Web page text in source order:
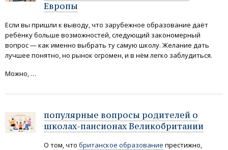
Европы
Если вы пришли к выводу, что зарубежное образование даёт
ребёнку больше возможностей, следующий закономерный
вопрос — как именно выбрать ту самую школу. Желание дать
лучшее понятно, но рынок огромен, и в нём легко заблудиться.
Можно, …
популярные вопросы родителей о
школах-пансионах Великобритании
О том, что британское образование престижно,